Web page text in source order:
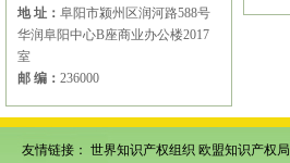
地 址： 阜阳市颍州区润河路588号
华润阜阳中心B座商业办公楼2017
室
邮 编： 236000
友情链接： 世界知识产权组织 欧盟知识产权局